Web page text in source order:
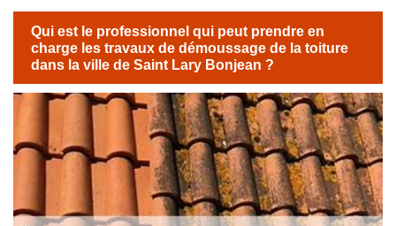
Qui est le professionnel qui peut prendre en
charge les travaux de démoussage de la toiture
dans la ville de Saint Lary Bonjean ?